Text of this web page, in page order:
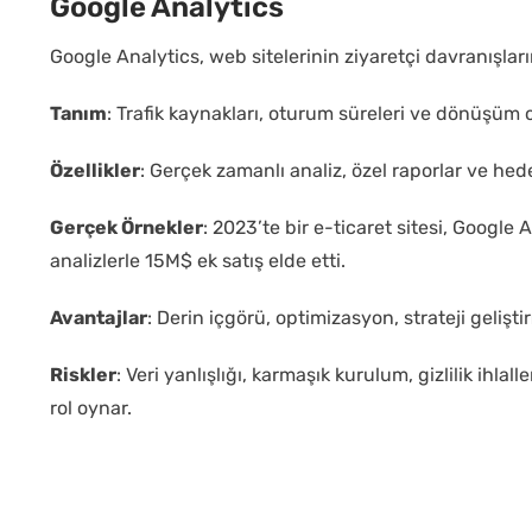
Google Analytics
Google Analytics, web sitelerinin ziyaretçi
Tanım: Trafik kaynakları, oturum süreleri ve dönüşüm
Özellikler: Gerçek zamanlı analiz, özel raporlar ve
Gerçek Örnekler: 2023’te bir e-ticaret sitesi, Google
analizlerle 15M$ ek satış elde etti.
Avantajlar: Derin içgörü, optimizasyon, strateji
Riskler: Veri yanlışlığı, karmaşık kurulum, gizlilik
rol oynar.